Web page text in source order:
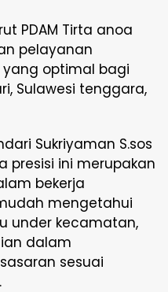
PDAM Tirta anoa
pelayanan
yang optimal bagi
Sulawesi tenggara,
Sukriyaman S.sos
presisi ini merupakan
bekerja
mengetahui
under kecamatan,
dalam
sesuai